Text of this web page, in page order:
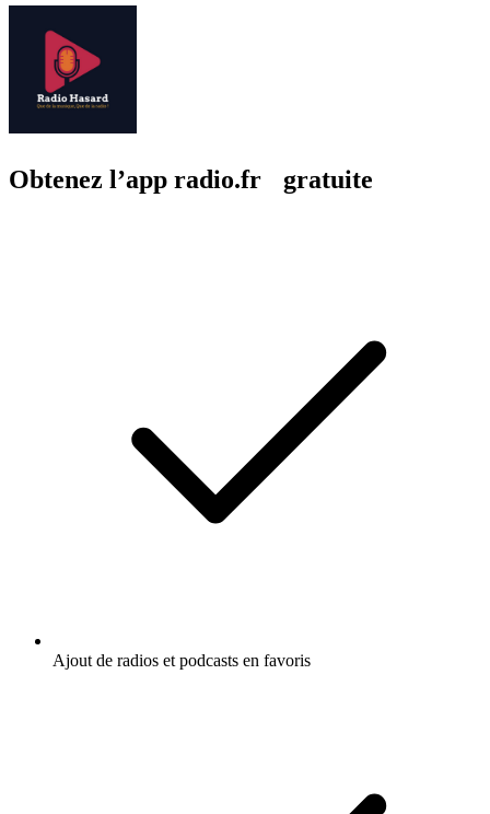
Obtenez l’app radio.fr gratuite
Ajout de radios et podcasts en favoris